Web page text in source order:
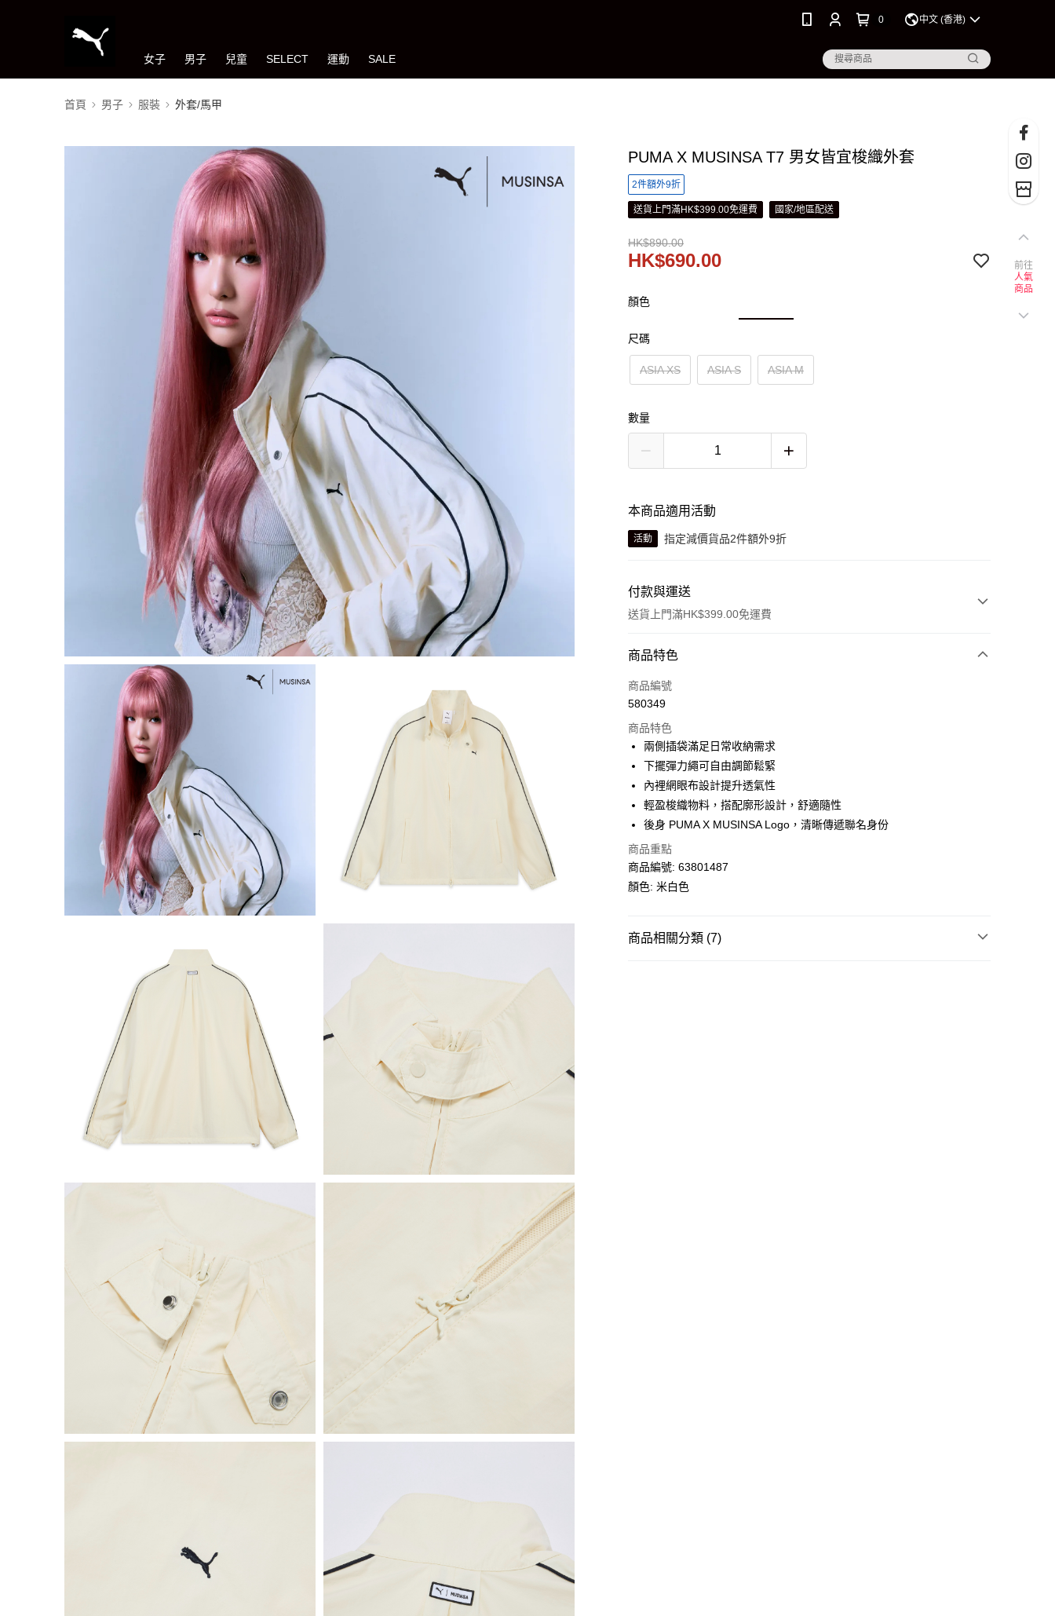
0 中文 (香港)
女子 男子 兒童 SELECT 運動 SALE
首頁 男子 服裝 外套/馬甲
PUMA X MUSINSA T7 男女皆宜梭織外套
2件額外9折
送貨上門滿HK$399.00免運費 國家/地區配送
HK$890.00
HK$690.00
顏色
尺碼
ASIA XS ASIA S ASIA M
數量
本商品適用活動
活動 指定減價貨品2件額外9折
付款與運送
送貨上門滿HK$399.00免運費
付款方式
信用卡
相關說明
Alipay, PayMe, WeChat Pay, UnionPay, FPS
送貨方式
單筆訂單淨值滿$399可享免運費優惠
每筆HK$30.00，滿HK$399.00或以上免運費
滿$599可享澳門免運費優惠
商品特色
商品編號
580349
商品特色
兩側插袋滿足日常收納需求
下擺彈力繩可自由調節鬆緊
內裡網眼布設計提升透氣性
輕盈梭織物料，搭配廓形設計，舒適隨性
後身 PUMA X MUSINSA Logo，清晰傳遞聯名身份
商品重點
商品編號: 63801487
顏色: 米白色
商品相關分類 (7)
前往
人氣
商品